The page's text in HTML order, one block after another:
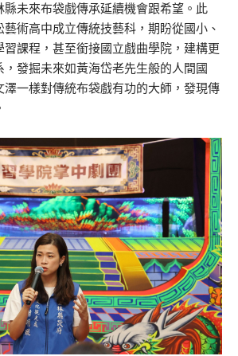
未來布袋戲傳承延續機會跟希望。此
術高中成立傳統技藝科，期盼從國小、
習課程，甚至銜接國立戲曲學院，建構更
發掘未來如黃海岱老先生般的人間國
澤一樣對傳統布袋戲有功的大師，發現傳